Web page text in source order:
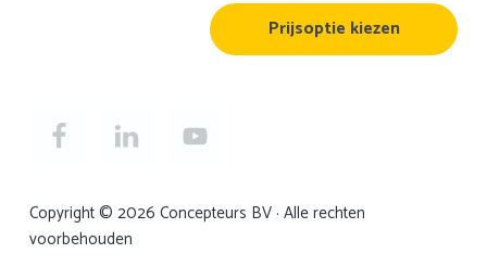
Prijsoptie kiezen
Copyright © 2026 Concepteurs BV · Alle rechten
voorbehouden